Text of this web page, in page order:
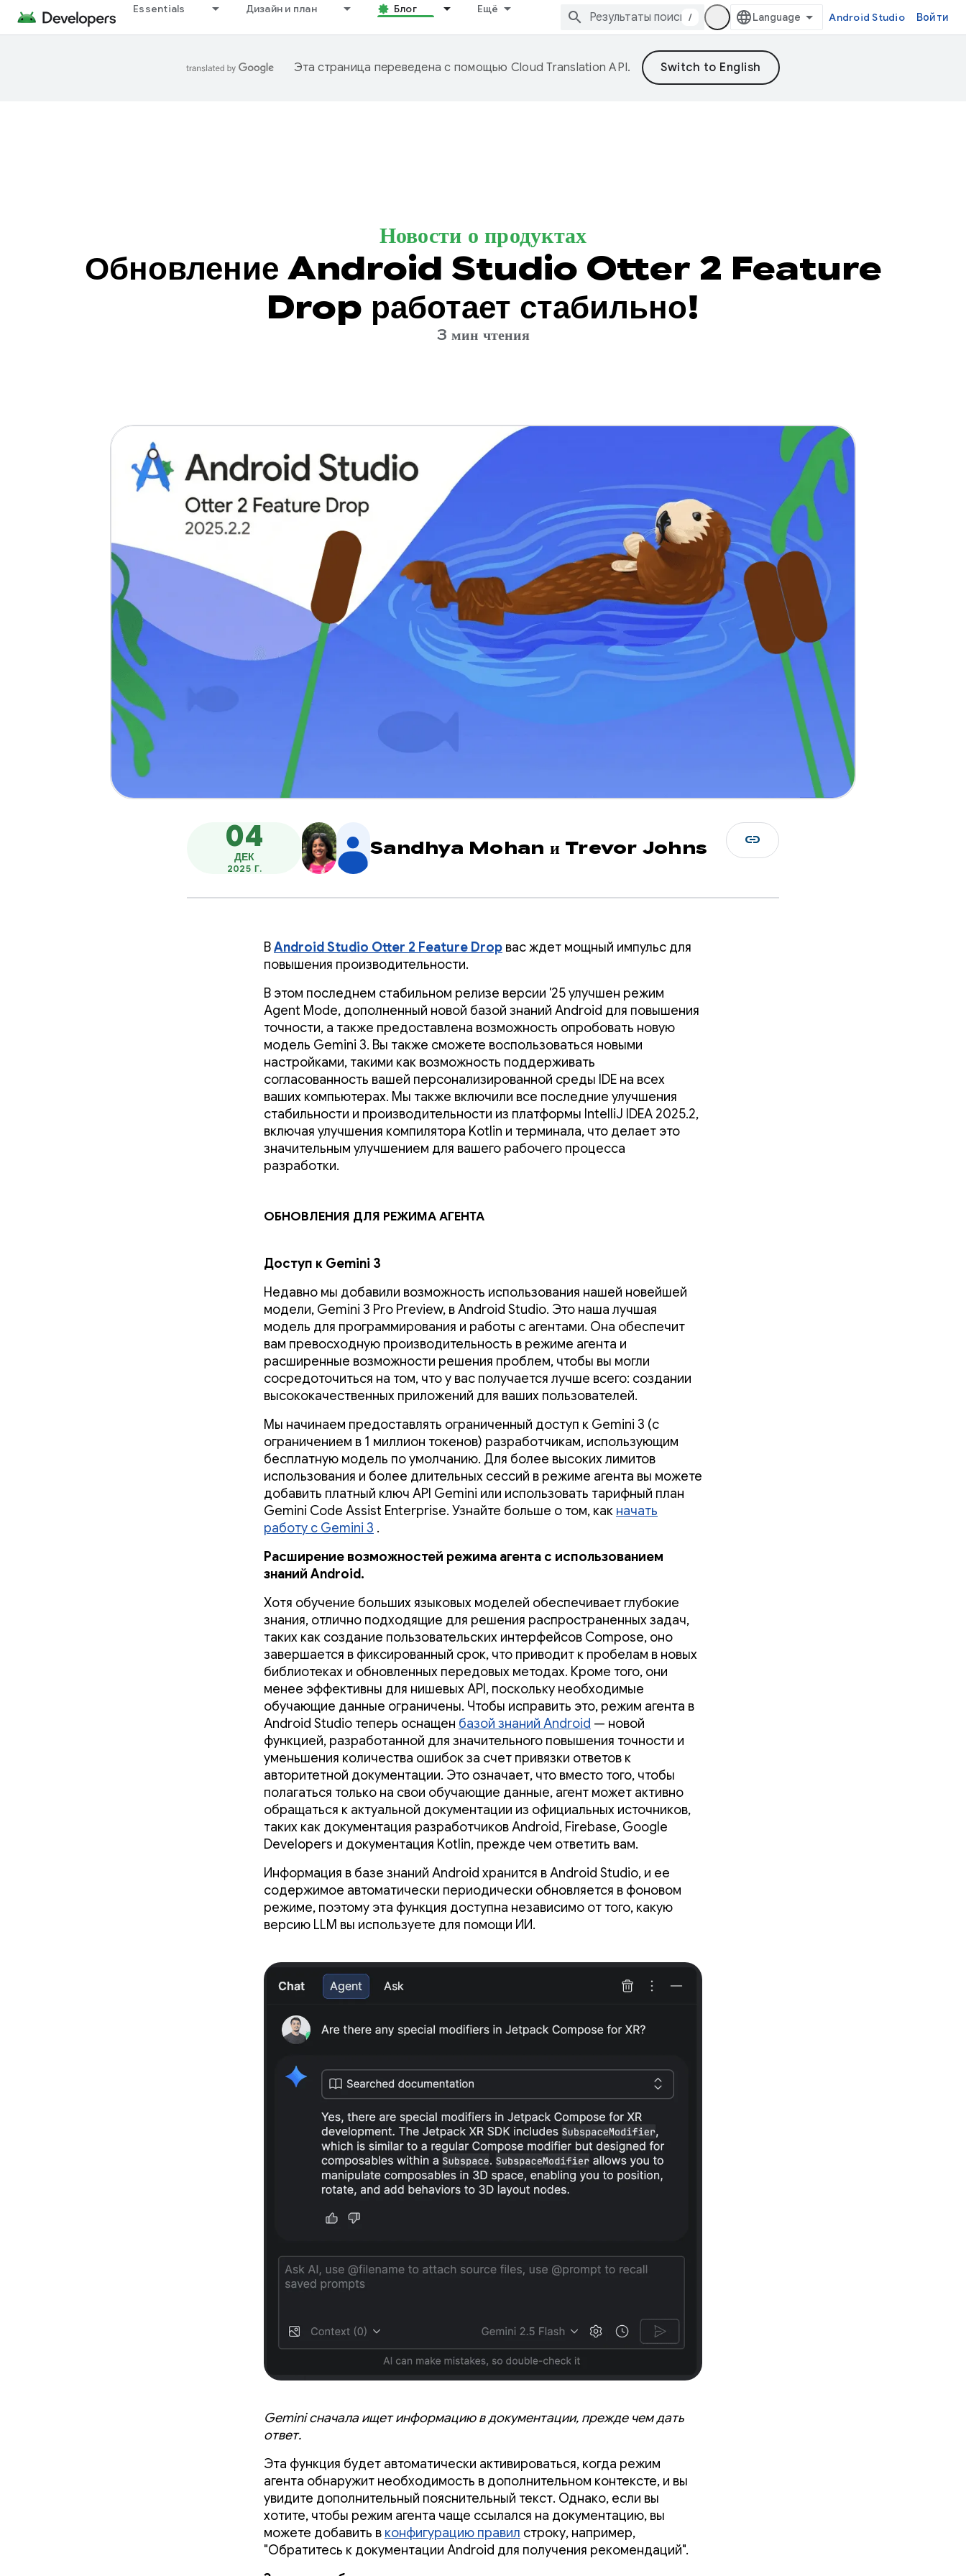
Essentials Дизайн и план Блог Ещё
/ Android Studio Войти
Эта страница переведена с помощью Cloud Translation API.
Новости о продуктах
Обновление Android Studio Otter 2 Feature
Drop работает стабильно!
3 мин чтения
04
ДЕК
2025 Г.
Sandhya Mohan и Trevor Johns link
ВAndroid Studio Otter 2 Feature Drop вас ждет мощный импульс для
повышения производительности.
В этом последнем стабильном релизе версии '25 улучшен режим
Agent Mode, дополненный новой базой знаний Android для повышения
точности, а также предоставлена ​​возможность опробовать новую
модель Gemini 3. Вы также сможете воспользоваться новыми
настройками, такими как возможность поддерживать
согласованность вашей персонализированной среды IDE на всех
ваших компьютерах. Мы также включили все последние улучшения
стабильности и производительности из платформы IntelliJ IDEA 2025.2,
включая улучшения компилятора Kotlin и терминала, что делает это
значительным улучшением для вашего рабочего процесса
разработки.
Обновления для режима агента
Доступ к Gemini 3
Недавно мы добавили возможность использования нашей новейшей
модели, Gemini 3 Pro Preview, в Android Studio. Это наша лучшая
модель для программирования и работы с агентами. Она обеспечит
вам превосходную производительность в режиме агента и
расширенные возможности решения проблем, чтобы вы могли
сосредоточиться на том, что у вас получается лучше всего: создании
высококачественных приложений для ваших пользователей.
Мы начинаем предоставлять ограниченный доступ к Gemini 3 (с
ограничением в 1 миллион токенов) разработчикам, использующим
бесплатную модель по умолчанию. Для более высоких лимитов
использования и более длительных сессий в режиме агента вы можете
добавить платный ключ API Gemini или использовать тарифный план
Gemini Code Assist Enterprise. Узнайте больше о том, как начать
работу с Gemini 3 .
Расширение возможностей режима агента с использованием
знаний Android.
Хотя обучение больших языковых моделей обеспечивает глубокие
знания, отлично подходящие для решения распространенных задач,
таких как создание пользовательских интерфейсов Compose, оно
завершается в фиксированный срок, что приводит к пробелам в новых
библиотеках и обновленных передовых методах. Кроме того, они
менее эффективны для нишевых API, поскольку необходимые
обучающие данные ограничены. Чтобы исправить это, режим агента в
Android Studio теперь оснащен базой знаний Android — новой
функцией, разработанной для значительного повышения точности и
уменьшения количества ошибок за счет привязки ответов к
авторитетной документации. Это означает, что вместо того, чтобы
полагаться только на свои обучающие данные, агент может активно
обращаться к актуальной документации из официальных источников,
таких как документация разработчиков Android, Firebase, Google
Developers и документация Kotlin, прежде чем ответить вам.
Информация в базе знаний Android хранится в Android Studio, и ее
содержимое автоматически периодически обновляется в фоновом
режиме, поэтому эта функция доступна независимо от того, какую
версию LLM вы используете для помощи ИИ.
Gemini сначала ищет информацию в документации, прежде чем дать
ответ.
Эта функция будет автоматически активироваться, когда режим
агента обнаружит необходимость в дополнительном контексте, и вы
увидите дополнительный пояснительный текст. Однако, если вы
хотите, чтобы режим агента чаще ссылался на документацию, вы
можете добавить в конфигурацию правил строку, например,
"Обратитесь к документации Android для получения рекомендаций".